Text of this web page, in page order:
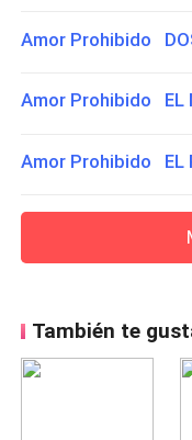
Amor Prohibido
Amor Prohibido EL
Amor Prohibido EL
También te